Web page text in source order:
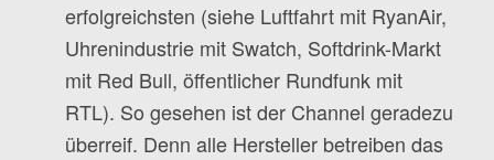
erfolgreichsten (siehe Luftfahrt mit RyanAir,
Uhrenindustrie mit Swatch, Softdrink-Markt
mit Red Bull, öffentlicher Rundfunk mit
RTL). So gesehen ist der Channel geradezu
überreif. Denn alle Hersteller betreiben das